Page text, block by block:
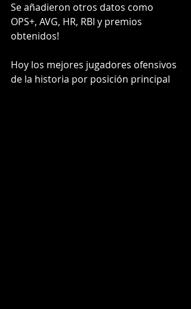
Se añadieron otros datos como
OPS+, AVG, HR, RBI y premios
obtenidos!
Hoy los mejores jugadores ofensivos
de la historia por posición principal